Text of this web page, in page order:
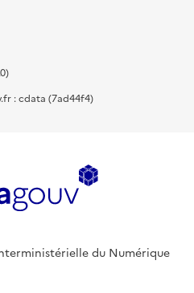
: cdata (7ad44f4)
du Numérique